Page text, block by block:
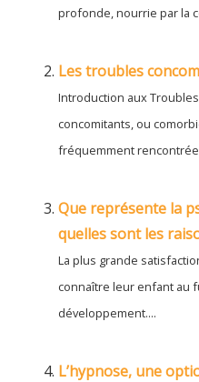
profonde, nourrie par la
Les troubles
Introduction aux
concomitants, ou
fréquemment
Que représente la
quelles sont les
La plus grande
connaître leur enfant au
développement....
L’hypnose, une